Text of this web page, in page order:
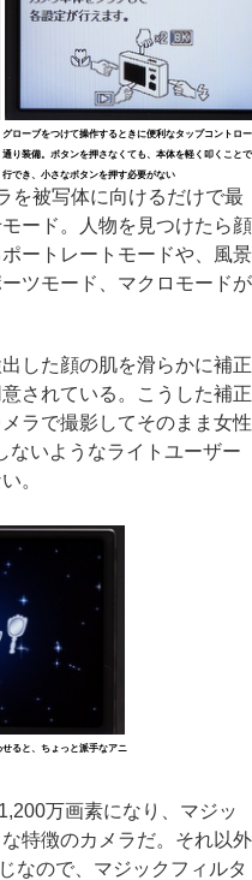
グローブをつけて操作するときに便利なタップコントロ
通り装備。ボタンを押さなくても、本体を軽く叩くこと
行でき、小さなボタンを押す必要がない
被写体に向けるだけで最
ード。人物を見つけたら顔
ートレートモードや、風景
ツモード、マクロモードが
した顔の肌を滑らかに補正
されている。こうした補正
ラで撮影してそのまま女性
ないようなライトユーザー
。
ると、ちょっと派手なアニ
万画素になり、マジッ
特徴のカメラだ。それ以外
なので、マジックフィルタ